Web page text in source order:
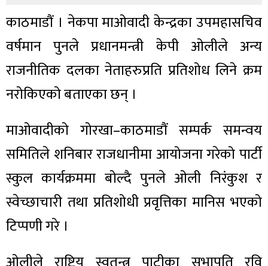
काठमाडौं । नेकपा माओवादी केन्द्रका उपमहासचिव
वर्षमान पुनले प्रधानमन्त्री केपी ओलीले अन्य
राजनीतिक दलका नेताहरुप्रति प्रतिशोध लिने क्रम
नरोकिएको बताएका छन् ।
माओवादीको गोरखा–काठमाडौं सम्पर्क समन्वय
समितिले शनिबार राजधानीमा आयोजना गरेको पार्टी
स्कुल कार्यक्रममा बोल्दै पुनले ओली निरंकुश र
स्वेच्छाचारी तथा प्रतिशोधी प्रवृत्तिका मानिस भएको
टिप्पणी गरे ।